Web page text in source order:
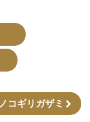
ノコギリガザミ